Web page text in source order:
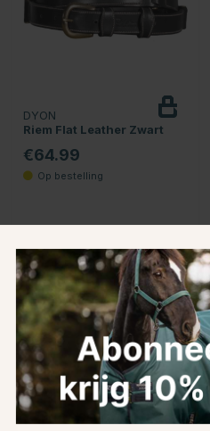
DYON
Riem Flat Leather Zwart
€64.99
Choose country